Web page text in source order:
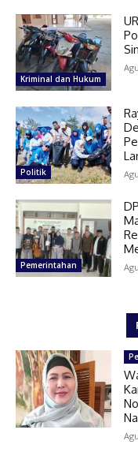
Kriminal dan Hukum
Politik
Pemerintahan